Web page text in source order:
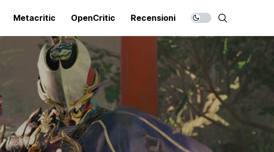
Metacritic OpenCritic Recensioni